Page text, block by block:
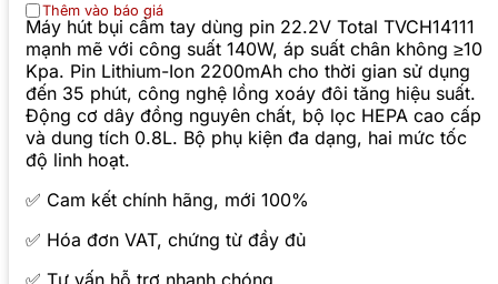
Thêm vào báo giá
Máy hút bụi cầm tay dùng pin 22.2V Total TVCH14111
mạnh mẽ với công suất 140W, áp suất chân không ≥10
Kpa. Pin Lithium-Ion 2200mAh cho thời gian sử dụng
đến 35 phút, công nghệ lồng xoáy đôi tăng hiệu suất.
Động cơ dây đồng nguyên chất, bộ lọc HEPA cao cấp
và dung tích 0.8L. Bộ phụ kiện đa dạng, hai mức tốc
độ linh hoạt.
✅ Cam kết chính hãng, mới 100%
✅ Hóa đơn VAT, chứng từ đầy đủ
✅ Tư vấn hỗ trợ nhanh chóng